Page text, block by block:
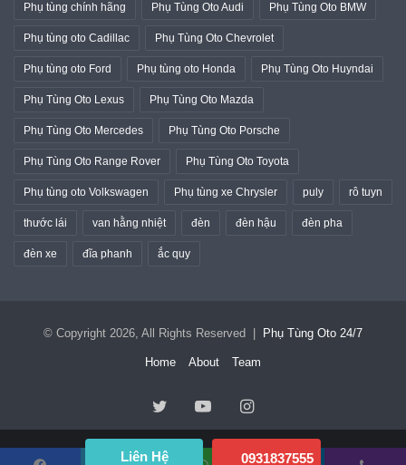
Phụ tùng chính hãng Phụ Tùng Oto Audi Phụ Tùng Oto BMW
Phụ tùng oto Cadillac Phụ Tùng Oto Chevrolet
Phụ tùng oto Ford Phụ tùng oto Honda Phụ Tùng Oto Huyndai
Phụ Tùng Oto Lexus Phụ Tùng Oto Mazda
Phụ Tùng Oto Mercedes Phụ Tùng Oto Porsche
Phụ Tùng Oto Range Rover Phụ Tùng Oto Toyota
Phụ tùng oto Volkswagen Phụ tùng xe Chrysler puly rô tuyn
thước lái van hằng nhiệt đèn đèn hậu đèn pha
đèn xe đĩa phanh ắc quy
© Copyright 2026, All Rights Reserved | Phụ Tùng Oto 24/7
Home About Team
TwitterYouTubeInstagram
Liên Hệ 0931837555